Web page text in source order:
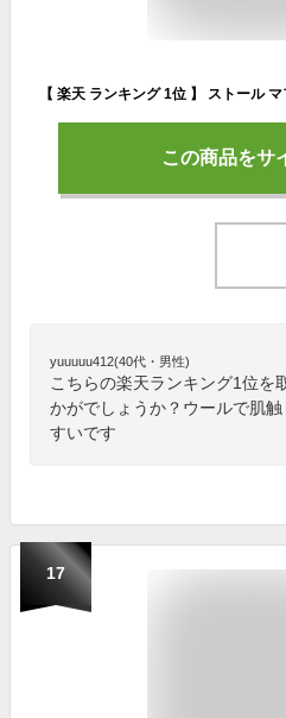
この商品をサ
yuuuuu412(40代・男性)
こちらの楽天ランキング1位を
かがでしょうか？ウールで肌
すいです
17